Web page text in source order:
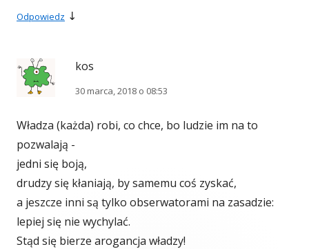
Odpowiedz ↓
kos
30 marca, 2018 o 08:53
Władza (każda) robi, co chce, bo ludzie im na to
pozwalają -
jedni się boją,
drudzy się kłaniają, by samemu coś zyskać,
a jeszcze inni są tylko obserwatorami na zasadzie:
lepiej się nie wychylać.
Stąd się bierze arogancja władzy!